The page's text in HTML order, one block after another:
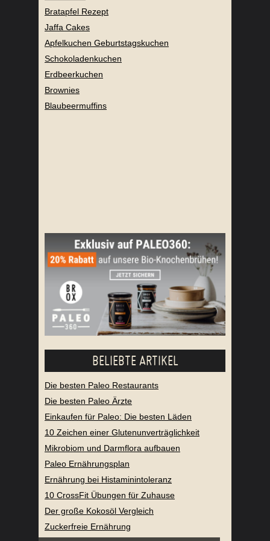
Bratapfel Rezept
Jaffa Cakes
Apfelkuchen Geburtstagskuchen
Schokoladenkuchen
Erdbeerkuchen
Brownies
Blaubeermuffins
BELIEBTE ARTIKEL
Die besten Paleo Restaurants
Die besten Paleo Ärzte